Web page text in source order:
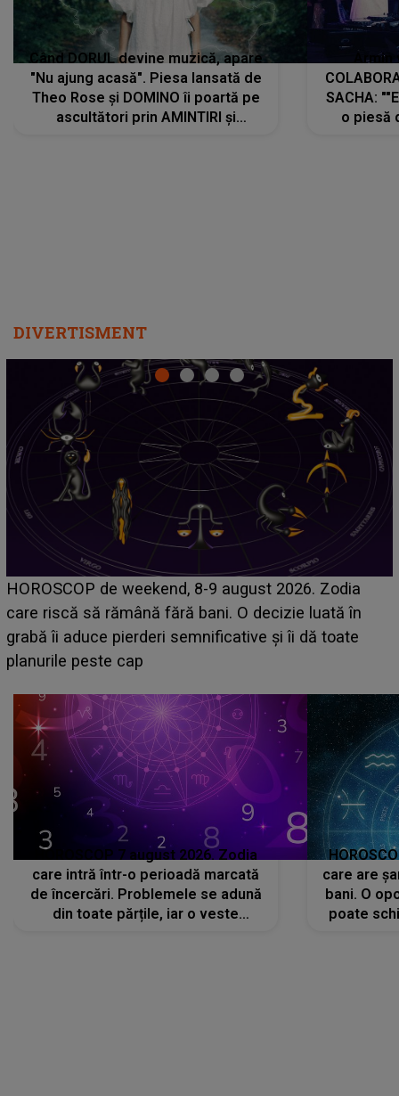
Când DORUL devine muzică, apare
"Nu ajung acasă". Piesa lansată de
Theo Rose și DOMINO îi poartă pe
ascultători prin AMINTIRI și
SACHA:
o piesă
DIVERTISMENT
Emanuel a ținut ACEST DETALIU ASCUNS până
acum! În fața Alexandrei, concurentul din Casa Iubirii
face o MĂRTURISIRE NEAȘTEPTATĂ despre mama
sa: "I-am spus și ei în față, eu nu te iubesc pentru
HOROSCOP 7 august 2026. Zodia
care intră într-o perioadă marcată
de încercări. Problemele se adună
din toate părțile, iar o veste
care are
bani. O
poate